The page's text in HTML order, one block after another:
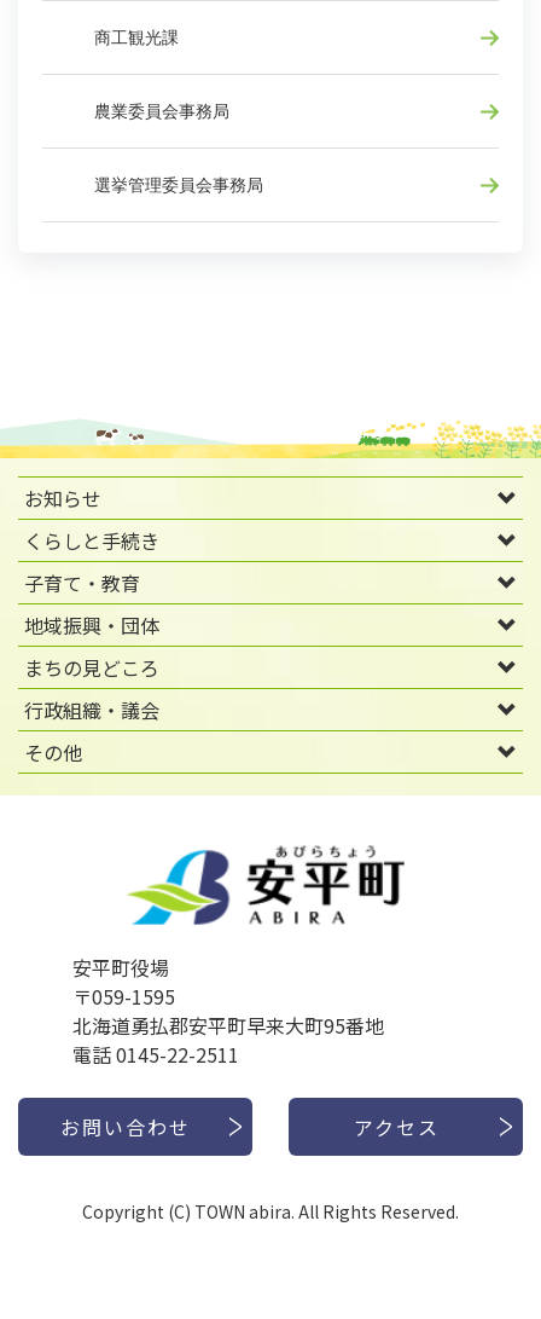
商工観光課
農業委員会事務局
選挙管理委員会事務局
お知らせ
くらしと手続き
子育て・教育
地域振興・団体
まちの見どころ
行政組織・議会
その他
安平町役場
〒059-1595
北海道勇払郡安平町早来大町95番地
電話 0145-22-2511
お問い合わせ アクセス
Copyright (C) TOWN abira. All Rights Reserved.